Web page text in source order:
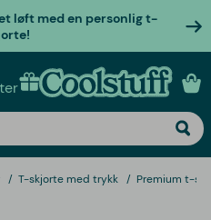
løft med en personlig t-
Personlige gaver
T-skjorte med trykk Premium t-